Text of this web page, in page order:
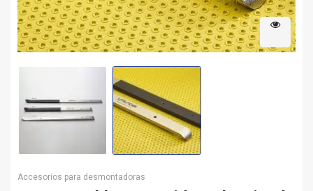
Accesorios para desmontadoras